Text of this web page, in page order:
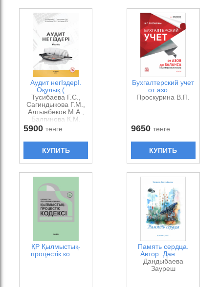
Аудит негІздерІ.
Оқулық ( …
Тусибаева Г.С.,
Сагиндыкова Г.М.,
Алтынбеков М.А.,
Балгинова К.М.
5900тенге
КУПИТЬ
Бухгалтерский учет
от азо …
Проскурина В.П.
9650 тенге
КУПИТЬ
ҚР Қылмыстық-
процестік ко …
Память сердца.
Автор. Дан …
Дандыбаева
Зауреш